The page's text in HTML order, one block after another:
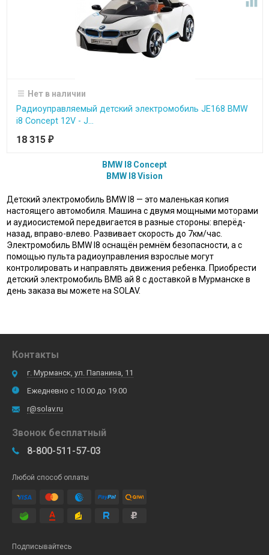
Нет в наличии
Радиоуправляемый детский электромобиль JE168 BMW
i8 Concept 12V - J...
18 315 ₽
BMW I8 Concept
BMW I8 Vision
Детский электромобиль BMW I8 — это маленькая копия
настоящего автомобиля. Машина с двумя мощными моторами
и аудиосистемой передвигается в разные стороны: вперёд-
назад, вправо-влево. Развивает скорость до 7км/час.
Электромобиль BMW I8 оснащён ремнём безопасности, а с
помощью пульта радиоуправления взрослые могут
контролировать и направлять движения ребенка. Приобрести
детский электромобиль ВМВ ай 8 с доставкой в Мурманске в
день заказа вы можете на SOLAV.
Контакты
г. Мурманск, ул. Папанина, 11
Ежедневно с 10.00 до 19.00
r@solav.ru
Звонок бесплатный
8-800-511-57-03
Любой способ оплаты
Подписывайтесь